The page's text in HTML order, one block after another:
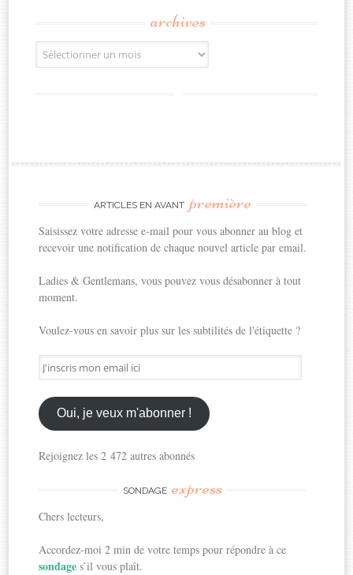
archives
Archives
ARTICLES EN AVANT première
Saisissez votre adresse e-mail pour vous abonner au blog et
recevoir une notification de chaque nouvel article par email.
Ladies & Gentlemans, vous pouvez vous désabonner à tout
moment.
Voulez-vous en savoir plus sur les subtilités de l'étiquette ?
J'inscris
mon
email
ici
Oui, je veux m'abonner !
Rejoignez les 2 472 autres abonnés
SONDAGE express
Chers lecteurs,
Accordez-moi 2 min de votre temps pour répondre à ce
sondages’il vous plaît.